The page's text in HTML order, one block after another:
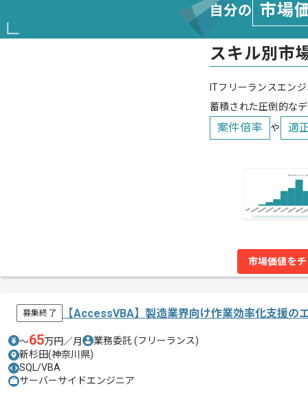
自分の 市場
スキル別市
ITフリーランスエン
蓄積された圧倒的な
案件倍率 や 適
市場価値を
募集終了 【AccessVBA】製造業界向け作業効率化支援の
〜65万円／月 業務委託 (フリーランス)
新杉田(神奈川県)
SQL/VBA
サーバーサイドエンジニア